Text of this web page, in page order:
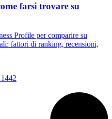
farsi trovare su
Profile per comparire su
fattori di ranking, recensioni,